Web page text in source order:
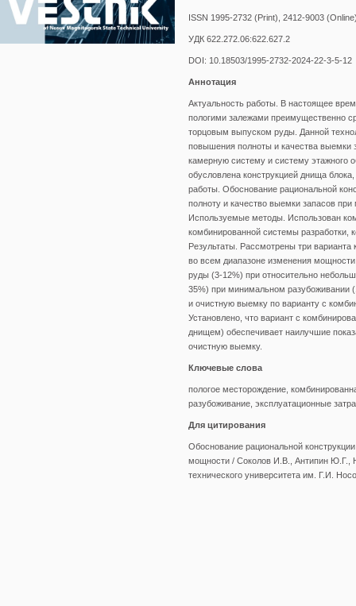
ISSN 1995-2732 (Print), 2412-9003
УДК 622.272.06:622.627.2
DOI: 10.18503/1995-2732-2024-22-3-5-12
Аннотация
Актуальность работы. В настоящее
пологими залежами преимущественно
торцовым выпуском руды. Данной
повышения полноты и качества выемки
камерную систему и систему этажного
обусловлена конструкцией днища
работы. Обоснование рациональной
полноту и качество выемки запасов
Используемые методы. Использован
комбинированной системы разработки,
Результаты. Рассмотрены три
во всем диапазоне изменения
руды (3-12%) при относительно
35%) при минимальном разубоживании
и очистную выемку по варианту с
Установлено, что вариант с
днищем) обеспечивает наилучшие
очистную выемку.
Ключевые слова
пологое месторождение,
разубоживание, эксплуатационные
Для цитирования
Обоснование рациональной
мощности / Соколов И.В., Антипин Ю.Г.,
технического университета им. Г.И.